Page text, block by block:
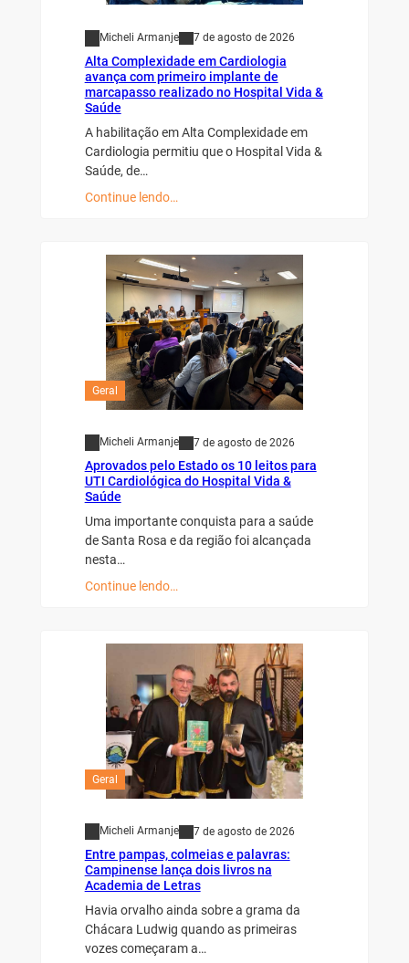
Micheli Armanje 7 de agosto de 2026
Alta Complexidade em Cardiologia
avança com primeiro implante de
marcapasso realizado no Hospital Vida &
Saúde
A habilitação em Alta Complexidade em
Cardiologia permitiu que o Hospital Vida &
Saúde, de…
Continue lendo…
Geral
Micheli Armanje 7 de agosto de 2026
Aprovados pelo Estado os 10 leitos para
UTI Cardiológica do Hospital Vida &
Saúde
Uma importante conquista para a saúde
de Santa Rosa e da região foi alcançada
nesta…
Continue lendo…
Geral
Micheli Armanje 7 de agosto de 2026
Entre pampas, colmeias e palavras:
Campinense lança dois livros na
Academia de Letras
Havia orvalho ainda sobre a grama da
Chácara Ludwig quando as primeiras
vozes começaram a…